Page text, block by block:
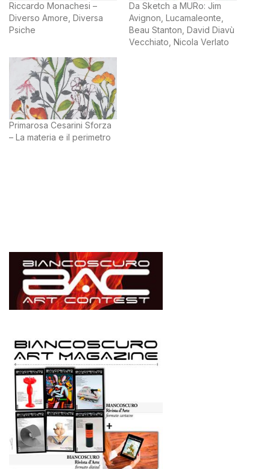
Riccardo Monachesi –
Diverso Amore, Diversa
Psiche
Da Sketch a MURo: Jim
Avignon, Lucamaleonte,
Beau Stanton, David Diavù
Vecchiato, Nicola Verlato
Primarosa Cesarini Sforza
– La materia e il perimetro